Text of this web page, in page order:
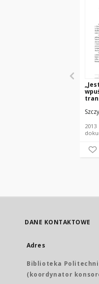
2013
DANE KONTAKTOWE
Adres
Biblioteka
(koordynator